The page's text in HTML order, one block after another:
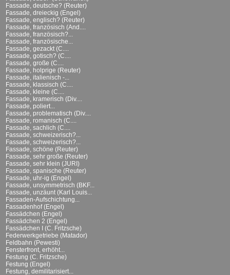
Fassade, deutsche? (Reuter)
Fassade, dreieckig (Engel)
Fassade, englisch? (Reuter)
Fassade, französisch (And....
Fassade, französisch?...
Fassade, französische...
Fassade, gezackt (C....
Fassade, gotisch? (C....
Fassade, große (C....
Fassade, holprige (Reuter)
Fassade, italienisch -...
Fassade, klassisch (C....
Fassade, kleine (C....
Fassade, kramerisch (Div....
Fassade, poliert...
Fassade, problematisch (Div....
Fassade, romanisch (C....
Fassade, sachlich (C....
Fassade, schweizerisch?...
Fassade, schweizerisch?...
Fassade, schöne (Reuter)
Fassade, sehr große (Reuter)
Fassade, sehr klein (JURI)
Fassade, spanische (Reuter)
Fassade, uhr-ig (Engel)
Fassade, unsymmetrisch (BKF...
Fassade, unzäunt (Karl Louis...
Fassaden-Aufschichtung...
Fassadenhof (Engel)
Fassädchen (Engel)
Fassädchen 2 (Engel)
Fassädchen I (C. Fritzsche)
Federwerkgetriebe (Matador)
Feldbahn (Pewesti)
Fensterfront, erhöht...
Festung (C. Fritzsche)
Festung (Engel)
Festung, demilitarisiert...